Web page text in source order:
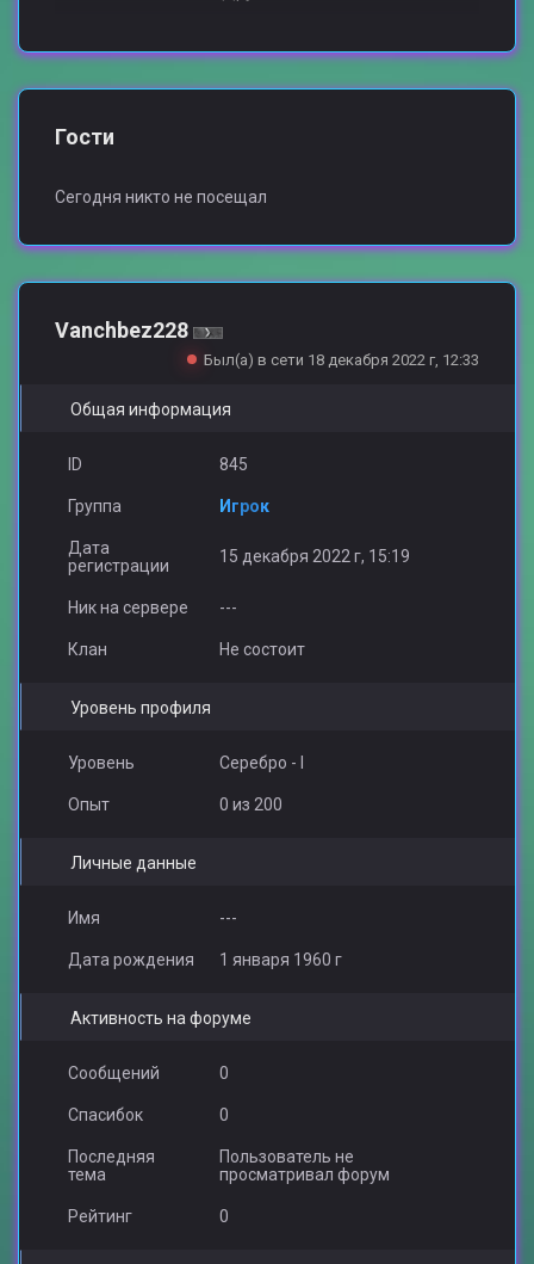
Гости
Сегодня никто не посещал
Vanchbez228
Был(а) в сети 18 декабря 2022 г, 12:33
Общая информация
ID 845
Группа Игрок
Дата
регистрации
15 декабря 2022 г, 15:19
Ник на сервере ---
Клан Не состоит
Уровень профиля
Уровень Серебро - I
Опыт 0 из 200
Личные данные
Имя ---
Дата рождения 1 января 1960 г
Активность на форуме
Сообщений 0
Спасибок 0
Последняя
тема
Пользователь не
просматривал форум
Рейтинг 0